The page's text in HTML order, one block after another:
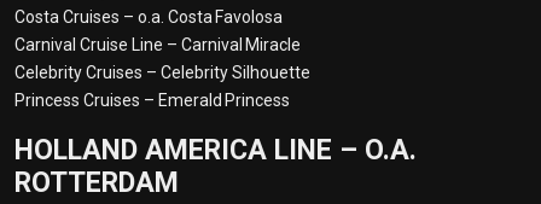
Costa Cruises – o.a. Costa Favolosa
Carnival Cruise Line – Carnival Miracle
Celebrity Cruises – Celebrity Silhouette
Princess Cruises – Emerald Princess
HOLLAND AMERICA LINE – O.A.
ROTTERDAM